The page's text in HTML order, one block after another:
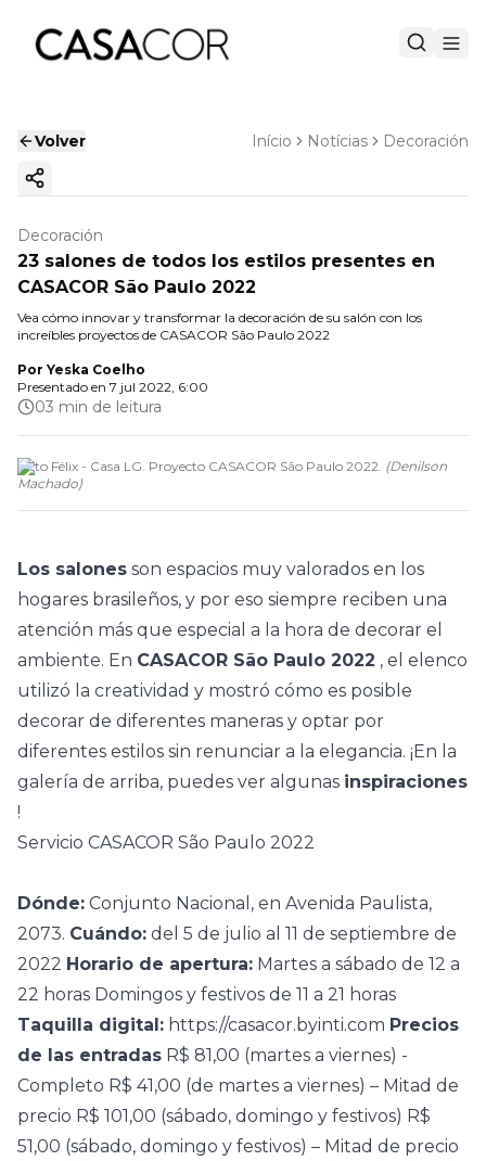
Volver Início Notícias Decoración
Copiar enlace
Decoración
23 salones de todos los estilos presentes en
CASACOR São Paulo 2022
Vea cómo innovar y transformar la decoración de su salón con los
increíbles proyectos de CASACOR São Paulo 2022
Por Yeska Coelho
Presentado en 7 jul 2022, 6:00
03 min de leitura
Otto Félix - Casa LG. Proyecto CASACOR São Paulo 2022. (Denilson
Machado)
Los salones son espacios muy valorados en los
hogares brasileños, y por eso siempre reciben una
atención más que especial a la hora de decorar el
ambiente. En CASACOR São Paulo 2022 , el elenco
utilizó la creatividad y mostró cómo es posible
decorar de diferentes maneras y optar por
diferentes estilos sin renunciar a la elegancia. ¡En la
galería de arriba, puedes ver algunas inspiraciones
!
Servicio CASACOR São Paulo 2022
Dónde: Conjunto Nacional, en Avenida Paulista,
2073. Cuándo: del 5 de julio al 11 de septiembre de
2022 Horario de apertura: Martes a sábado de 12 a
22 horas Domingos y festivos de 11 a 21 horas
Taquilla digital: https://casacor.byinti.com Precios
de las entradas R$ 81,00 (martes a viernes) -
Completo R$ 41,00 (de martes a viernes) – Mitad de
precio R$ 101,00 (sábado, domingo y festivos) R$
51,00 (sábado, domingo y festivos) – Mitad de precio